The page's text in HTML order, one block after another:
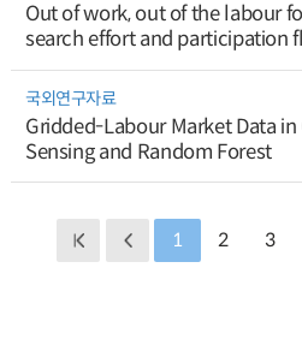
Out of work, out of the labour
search effort and participation
국외연구자료
Gridded-Labour Market Data
Sensing and Random Forest
1 2 3